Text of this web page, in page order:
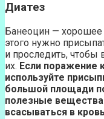
Диатез
Банеоцин — хорошее
этого нужно
и проследить, чтобы
их. Если поражение
используйте
большой площади
полезные
всасываться в